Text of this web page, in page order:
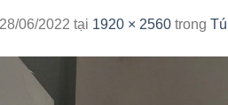
28/06/2022 tại 1920 × 2560 trong